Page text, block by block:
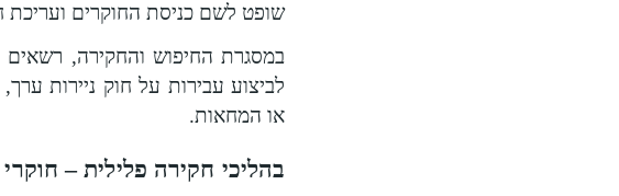
שופט לשם כניסת החוקרים ועריכת
במסגרת החיפוש והחקירה,
לביצוע עבירות על חוק ניירות
או המחאות.
בהליכי חקירה פלילית –